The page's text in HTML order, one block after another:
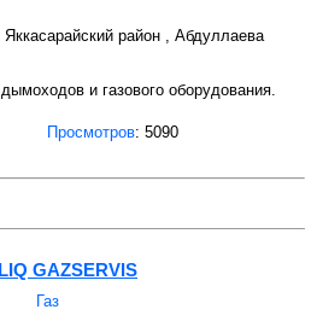
Яккасарайский район , Абдуллаева
и газового оборудования.
Просмотров: 5090
GAZSERVIS
Газ